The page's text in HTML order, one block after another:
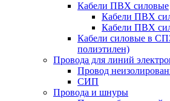
Кабели ПВХ силовые
Кабели ПВХ
Кабели ПВХ
Кабели силовые в
полиэтилен)
Провода для линий
Провод
СИП
Провода и шнуры